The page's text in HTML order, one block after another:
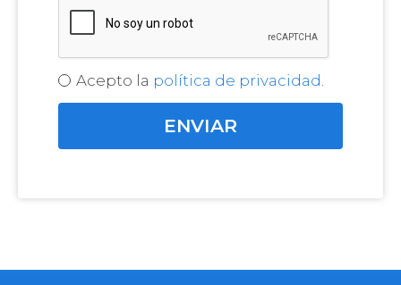
Acepto la política de privacidad